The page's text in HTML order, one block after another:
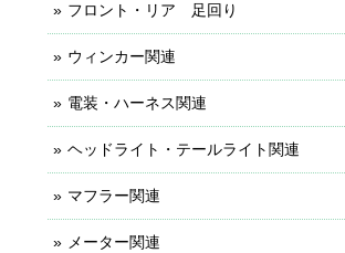
フロント・リア 足回り
ウィンカー関連
電装・ハーネス関連
ヘッドライト・テールライト関連
マフラー関連
メーター関連